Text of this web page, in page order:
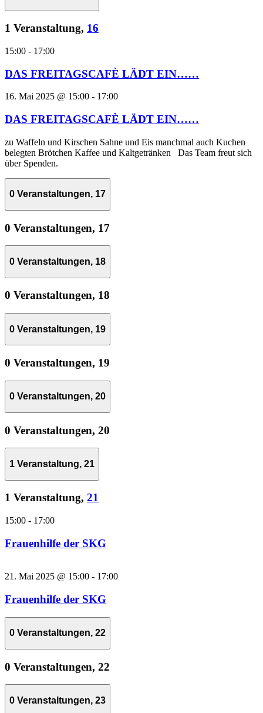
1 Veranstaltung, 16
15:00 - 17:00
DAS FREITAGSCAFÈ LÄDT EIN……
16. Mai 2025 @ 15:00 - 17:00
DAS FREITAGSCAFÈ LÄDT EIN……
zu Waffeln und Kirschen Sahne und Eis manchmal auch Kuchen
belegten Brötchen Kaffee und Kaltgetränken Das Team freut sich
über Spenden.
0 Veranstaltungen, 17
0 Veranstaltungen, 17
0 Veranstaltungen, 18
0 Veranstaltungen, 18
0 Veranstaltungen, 19
0 Veranstaltungen, 19
0 Veranstaltungen, 20
0 Veranstaltungen, 20
1 Veranstaltung, 21
1 Veranstaltung, 21
15:00 - 17:00
Frauenhilfe der SKG
21. Mai 2025 @ 15:00 - 17:00
Frauenhilfe der SKG
0 Veranstaltungen, 22
0 Veranstaltungen, 22
0 Veranstaltungen, 23